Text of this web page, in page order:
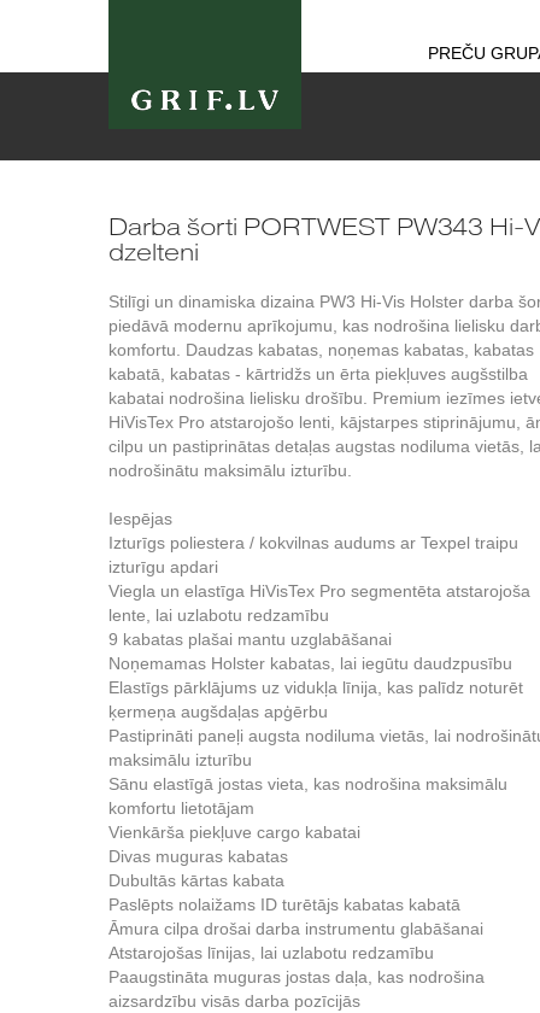
PREČU
Darba šorti PORTWEST PW343 Hi-
dzelteni
Stilīgi un dinamiska dizaina PW3 Hi-Vis Holster darba
piedāvā modernu aprīkojumu, kas nodrošina lielisku
komfortu. Daudzas kabatas, noņemas kabatas, kabatas
kabatā, kabatas - kārtridžs un ērta piekļuves augšstilba
kabatai nodrošina lielisku drošību. Premium iezīmes
HiVisTex Pro atstarojošo lenti, kājstarpes stiprinājumu,
cilpu un pastiprinātas detaļas augstas nodiluma vietās,
nodrošinātu maksimālu izturību.
Iespējas
Izturīgs poliestera / kokvilnas audums ar Texpel traipu
izturīgu apdari
Viegla un elastīga HiVisTex Pro segmentēta atstarojoša
lente, lai uzlabotu redzamību
9 kabatas plašai mantu uzglabāšanai
Noņemamas Holster kabatas, lai iegūtu daudzpusību
Elastīgs pārklājums uz vidukļa līnija, kas palīdz noturēt
ķermeņa augšdaļas apģērbu
Pastiprināti paneļi augsta nodiluma vietās, lai
maksimālu izturību
Sānu elastīgā jostas vieta, kas nodrošina maksimālu
komfortu lietotājam
Vienkārša piekļuve cargo kabatai
Divas muguras kabatas
Dubultās kārtas kabata
Paslēpts nolaižams ID turētājs kabatas kabatā
Āmura cilpa drošai darba instrumentu glabāšanai
Atstarojošas līnijas, lai uzlabotu redzamību
Paaugstināta muguras jostas daļa, kas nodrošina
aizsardzību visās darba pozīcijās